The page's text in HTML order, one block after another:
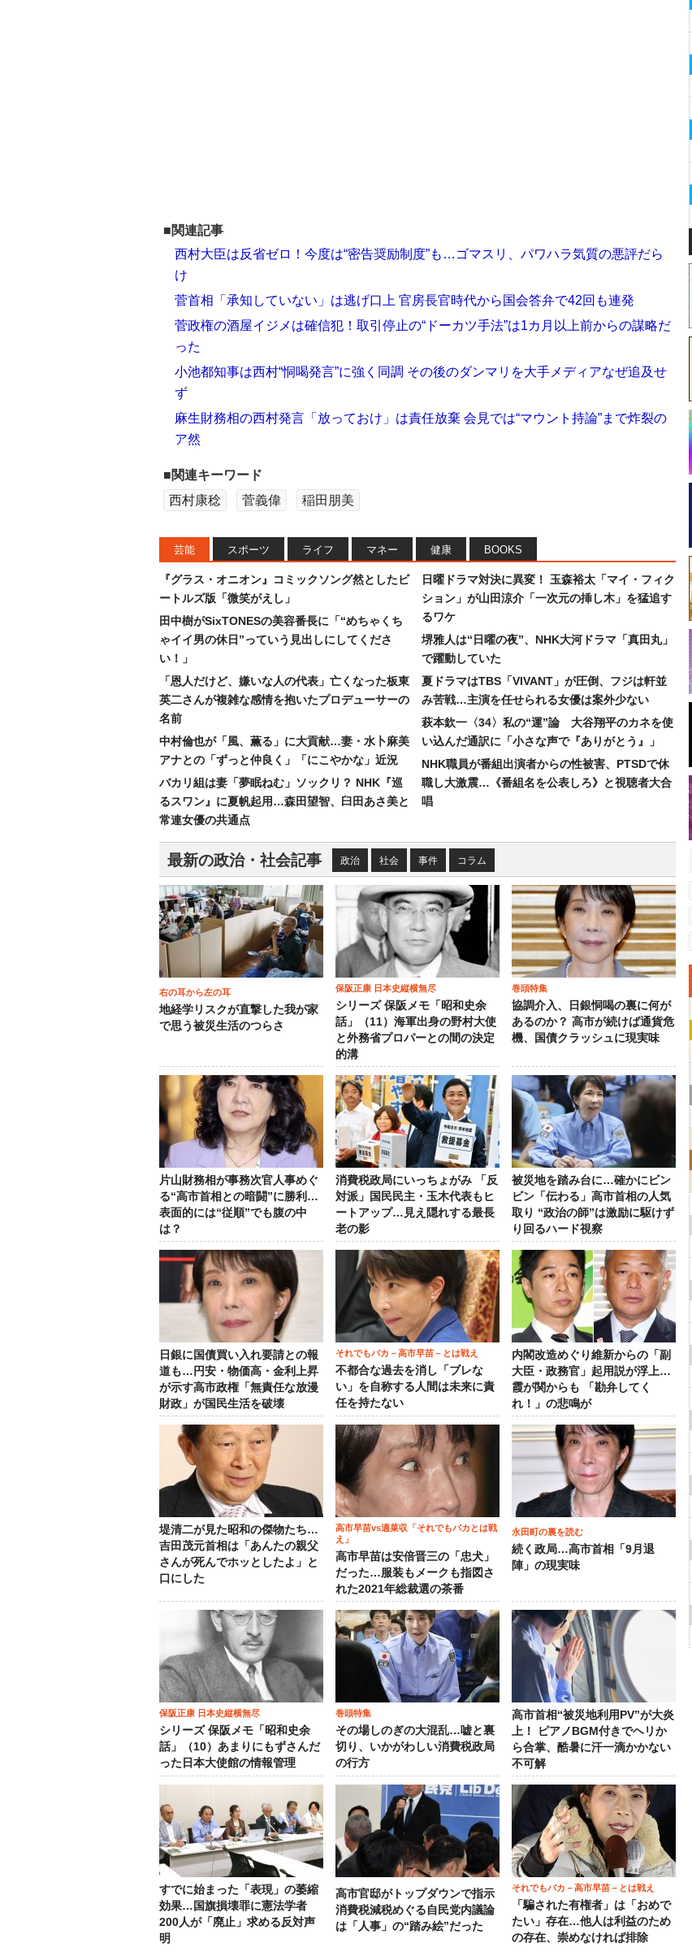
■関連記事
西村大臣は反省ゼロ！今度は“密告奨励制度”も…ゴマスリ、パワハラ気質の悪評だら
け
菅首相「承知していない」は逃げ口上 官房長官時代から国会答弁で42回も連発
菅政権の酒屋イジメは確信犯！取引停止の“ドーカツ手法”は1カ月以上前からの謀略だ
った
小池都知事は西村“恫喝発言”に強く同調 その後のダンマリを大手メディアなぜ追及せ
ず
麻生財務相の西村発言「放っておけ」は責任放棄 会見では“マウント持論”まで炸裂の
ア然
■関連キーワード
西村康稔
菅義偉 稲田朋美
芸能 スポーツ ライフ マネー 健康 BOOKS
『グラス・オニオン』コミックソング然としたビ
ートルズ版「微笑がえし」
田中樹がSixTONESの美容番長に「“めちゃくち
ゃイイ男の休日”っていう見出しにしてくださ
い！」
「恩人だけど、嫌いな人の代表」亡くなった板東
英二さんが複雑な感情を抱いたプロデューサーの
名前
中村倫也が「風、薫る」に大貢献…妻・水卜麻美
アナとの「ずっと仲良く」「にこやかな」近況
バカリ組は妻「夢眠ねむ」ソックリ？ NHK『巡
るスワン』に夏帆起用…森田望智、臼田あさ美と
常連女優の共通点
日曜ドラマ対決に異変！ 玉森裕太「マイ・フィク
ション」が山田涼介「一次元の挿し木」を猛追す
るワケ
堺雅人は“日曜の夜”、NHK大河ドラマ「真田丸」
で躍動していた
夏ドラマはTBS「VIVANT」が圧倒、フジは軒並
み苦戦…主演を任せられる女優は案外少ない
萩本欽一〈34〉私の“運”論 大谷翔平のカネを使
い込んだ通訳に「小さな声で『ありがとう』」
NHK職員が番組出演者からの性被害、PTSDで休
職し大激震…《番組名を公表しろ》と視聴者大合
唱
最新の政治・社会記事 政治 社会 事件 コラム
右の耳から左の耳
地経学リスクが直撃した我が家
で思う被災生活のつらさ
保阪正康 日本史縦横無尽
シリーズ 保阪メモ「昭和史余
話」（11）海軍出身の野村大使
と外務省プロパーとの間の決定
的溝
巻頭特集
協調介入、日銀恫喝の裏に何が
あるのか？ 高市が続けば通貨危
機、国債クラッシュに現実味
片山財務相が事務次官人事めぐ
る“高市首相との暗闘”に勝利…
表面的には“従順”でも腹の中
は？
消費税政局にいっちょがみ 「反
対派」国民民主・玉木代表もヒ
ートアップ…見え隠れする最長
老の影
被災地を踏み台に…確かにビン
ビン「伝わる」高市首相の人気
取り “政治の師”は激励に駆けず
り回るハード視察
日銀に国債買い入れ要請との報
道も…円安・物価高・金利上昇
が示す高市政権「無責任な放漫
財政」が国民生活を破壊
それでもバカ－高市早苗－とは戦え
不都合な過去を消し「ブレな
い」を自称する人間は未来に責
任を持たない
内閣改造めぐり維新からの「副
大臣・政務官」起用説が浮上…
霞が関からも 「勘弁してく
れ！」の悲鳴が
堤清二が見た昭和の傑物たち…
吉田茂元首相は「あんたの親父
さんが死んでホッとしたよ」と
口にした
高市早苗vs適菜収「それでもバカとは戦
え」
高市早苗は安倍晋三の「忠犬」
だった…服装もメークも指図さ
れた2021年総裁選の茶番
永田町の裏を読む
続く政局…高市首相「9月退
陣」の現実味
保阪正康 日本史縦横無尽
シリーズ 保阪メモ「昭和史余
話」（10）あまりにもずさんだ
った日本大使館の情報管理
巻頭特集
その場しのぎの大混乱…嘘と裏
切り、いかがわしい消費税政局
の行方
高市首相“被災地利用PV”が大炎
上！ ピアノBGM付きでヘリか
ら合掌、酷暑に汗一滴かかない
不可解
すでに始まった「表現」の萎縮
効果…国旗損壊罪に憲法学者
200人が「廃止」求める反対声
明
高市官邸がトップダウンで指示
消費税減税めぐる自民党内議論
は「人事」の“踏み絵”だった
それでもバカ－高市早苗－とは戦え
「騙された有権者」は「おめで
たい」存在…他人は利益のため
の存在、崇めなければ排除